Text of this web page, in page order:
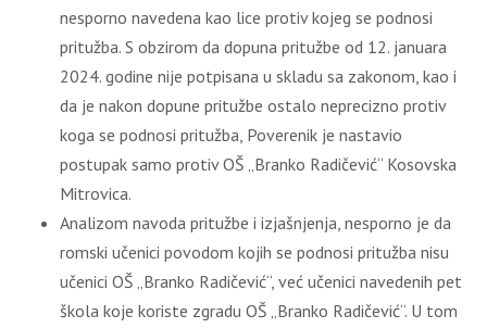
nesporno navedena kao lice protiv kojeg se podnosi
pritužba. S obzirom da dopuna pritužbe od 12. januara
2024. godine nije potpisana u skladu sa zakonom, kao i
da je nakon dopune pritužbe ostalo neprecizno protiv
koga se podnosi pritužba, Poverenik je nastavio
postupak samo protiv OŠ „Branko Radičević“ Kosovska
Mitrovica.
Analizom navoda pritužbe i izjašnjenja, nesporno je da
romski učenici povodom kojih se podnosi pritužba nisu
učenici OŠ „Branko Radičević“, već učenici navedenih pet
škola koje koriste zgradu OŠ „Branko Radičević“. U tom